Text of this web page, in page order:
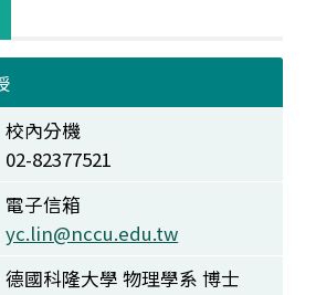
校內分機
02-82377521
電子信箱
yc.lin@nccu.edu.tw
德國科隆大學 物理學系 博士